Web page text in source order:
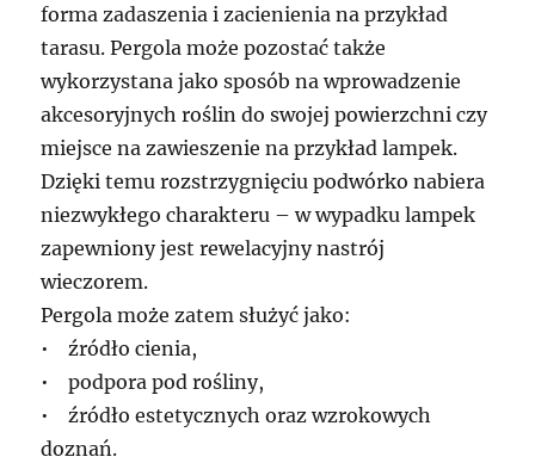
forma zadaszenia i zacienienia na przykład
tarasu. Pergola może pozostać także
wykorzystana jako sposób na wprowadzenie
akcesoryjnych roślin do swojej powierzchni czy
miejsce na zawieszenie na przykład lampek.
Dzięki temu rozstrzygnięciu podwórko nabiera
niezwykłego charakteru – w wypadku lampek
zapewniony jest rewelacyjny nastrój
wieczorem.
Pergola może zatem służyć jako:
• źródło cienia,
• podpora pod rośliny,
• źródło estetycznych oraz wzrokowych
doznań.